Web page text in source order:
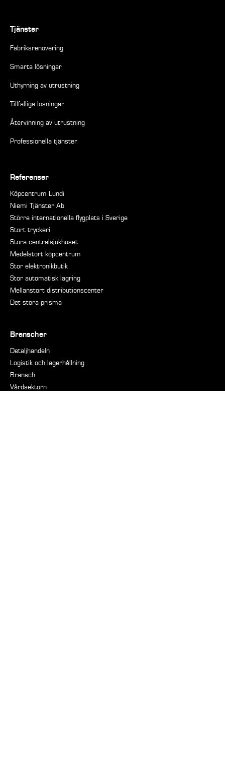
Tjänster
Fabriksrenovering
Smarta lösningar
Uthyrning av utrustning
Tillfälliga lösningar
Återvinning av utrustning
Professionella tjänster
Referenser
Köpcentrum Lundi
Niemi Tjänster Ab
Större internationella flygplats i Sverige
Stort tryckeri
Stora centralsjukhuset
Medelstort köpcentrum
Stor elektronikbutik
Stor automatisk lagring
Mellanstort distributionscenter
Det stora prisma
Branscher
Detaljhandeln
Logistik och lagerhållning
Bransch
Vårdsektorn